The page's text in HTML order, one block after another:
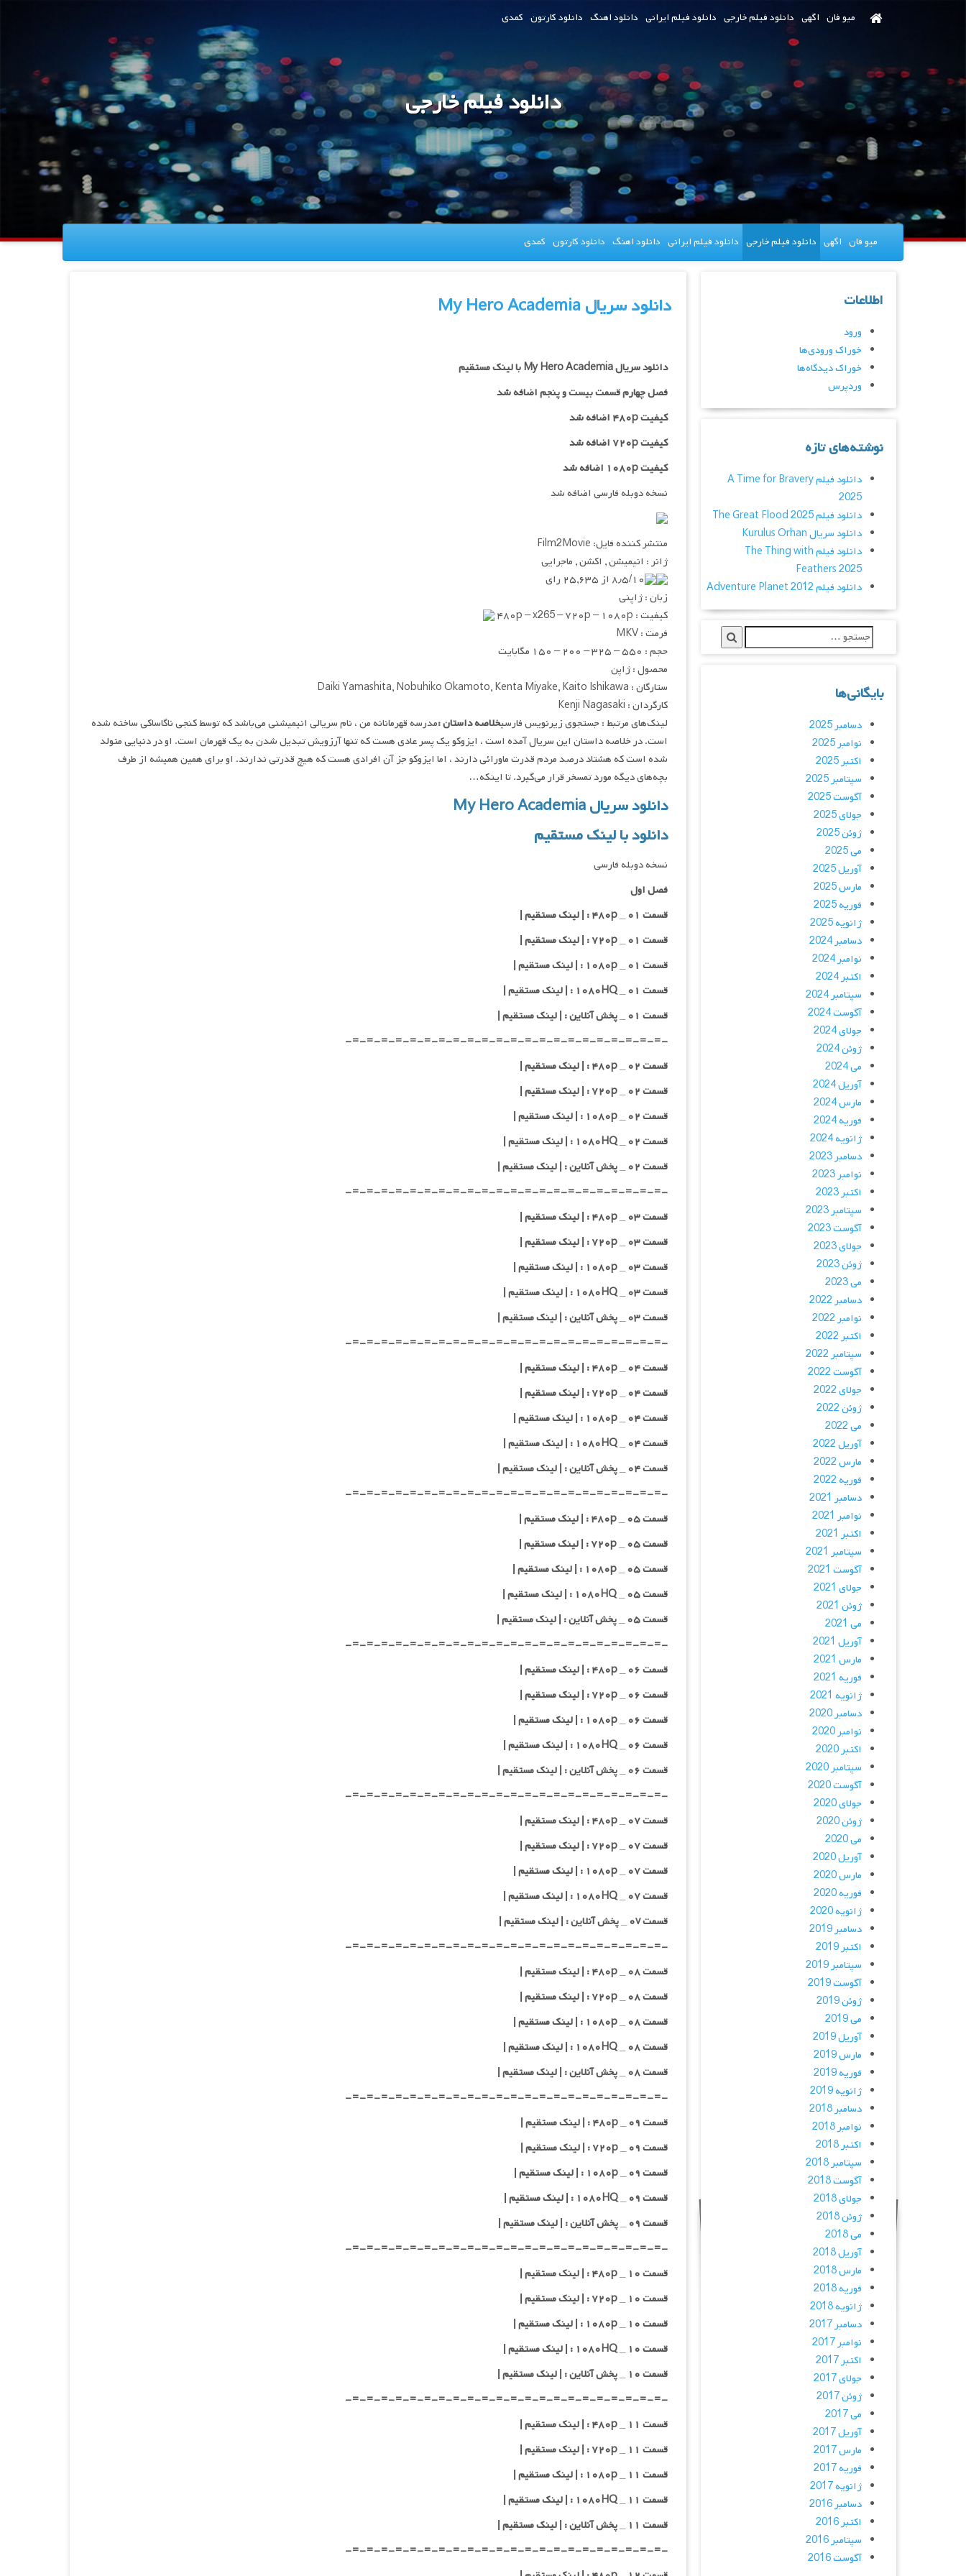
میو فان اگهی دانلود فیلم خارجی دانلود فیلم ایرانی دانلود اهنگ دانلود کارتون کمدی
دانلود فیلم خارجی
میو فان اگهی دانلود فیلم خارجی دانلود فیلم ایرانی دانلود اهنگ دانلود کارتون کمدی
دانلود سریال My Hero Academia
دانلود سریال My Hero Academia با لینک مستقیم
فصل چهارم قسمت بیست و پنجم اضافه شد
کیفیت ۴۸۰p اضافه شد
کیفیت ۷۲۰p
اضافه شد
کیفیت ۱۰۸۰p اضافه شد
نسخه دوبله فارسی اضافه شد
منتشر کننده فایل: Film2Movie
ژانر : انیمیشن , اکشن , ماجرایی
۸٫۵/۱۰ از ۲۵,۶۳۵ رای
زبان : ژاپنی
کیفیت : ۴۸۰p – x265 – ۷۲۰p – ۱۰۸۰p
فرمت : MKV
حجم : ۵۵۰ – ۳۲۵ – ۲۰۰ – ۱۵۰ مگابایت
محصول : ژاپن
ستارگان : Daiki Yamashita, Nobuhiko Okamoto, Kenta Miyake, Kaito Ishikawa
کارگردان : Kenji Nagasaki
لینک‌های مرتبط : جستجوی زیرنویس فارسیخلاصه داستان :مدرسه قهرمانانه من ، نام سریالی انیمیشنی می‌باشد که توسط کنجی ناگاساکی ساخته شده
است. در خلاصه داستان این سریال آمده است ، ایزوکو یک پسر عادی هست که تنها آرزویش تبدیل شدن به یک قهرمان است. او در دنیایی متولد
شده است که هشتاد درصد مردم قدرت ماورائی دارند ، اما ایزوکو جز آن افرادی هست که هیچ قدرتی ندارند. او برای همین همیشه از طرف
بچه‌های دیگه مورد تمسخر قرار می‌گیرد. تا اینکه…
دانلود سریال My Hero Academia
دانلود با لینک مستقیم
نسخه دوبله فارسی
فصل اول
قسمت ۰۱ _ ۴۸۰p : | لینک مستقیم |
قسمت ۰۱ _ ۷۲۰p : | لینک مستقیم |
قسمت ۰۱ _ ۱۰۸۰p : | لینک مستقیم |
قسمت ۰۱ _ ۱۰۸۰HQ : | لینک مستقیم |
قسمت ۰۱ _ پخش آنلاین : | لینک مستقیم |
-=-=-=-=-=-=-=-=-=-=-=-=-=-=-=-=-=-=-=-=-=-=-
قسمت ۰۲ _ ۴۸۰p : | لینک مستقیم |
قسمت ۰۲ _ ۷۲۰p : | لینک مستقیم |
قسمت ۰۲ _ ۱۰۸۰p : | لینک مستقیم |
قسمت ۰۲ _ ۱۰۸۰HQ : | لینک مستقیم |
قسمت ۰۲ _ پخش آنلاین : | لینک مستقیم |
-=-=-=-=-=-=-=-=-=-=-=-=-=-=-=-=-=-=-=-=-=-=-
قسمت ۰۳ _ ۴۸۰p : | لینک مستقیم |
قسمت ۰۳ _ ۷۲۰p : | لینک مستقیم |
قسمت ۰۳ _ ۱۰۸۰p : | لینک مستقیم |
قسمت ۰۳ _ ۱۰۸۰HQ : | لینک مستقیم |
قسمت ۰۳ _ پخش آنلاین : | لینک مستقیم |
-=-=-=-=-=-=-=-=-=-=-=-=-=-=-=-=-=-=-=-=-=-=-
قسمت ۰۴ _ ۴۸۰p : | لینک مستقیم |
قسمت ۰۴ _ ۷۲۰p : | لینک مستقیم |
قسمت ۰۴ _ ۱۰۸۰p : | لینک مستقیم |
قسمت ۰۴ _ ۱۰۸۰HQ : | لینک مستقیم |
قسمت ۰۴ _ پخش آنلاین : | لینک مستقیم |
-=-=-=-=-=-=-=-=-=-=-=-=-=-=-=-=-=-=-=-=-=-=-
قسمت ۰۵ _ ۴۸۰p : | لینک مستقیم |
قسمت ۰۵ _ ۷۲۰p : | لینک مستقیم |
قسمت ۰۵ _ ۱۰۸۰p : | لینک مستقیم |
قسمت ۰۵ _ ۱۰۸۰HQ : | لینک مستقیم |
قسمت ۰۵ _ پخش آنلاین : | لینک مستقیم |
-=-=-=-=-=-=-=-=-=-=-=-=-=-=-=-=-=-=-=-=-=-=-
قسمت ۰۶ _ ۴۸۰p : | لینک مستقیم |
قسمت ۰۶ _ ۷۲۰p : | لینک مستقیم |
قسمت ۰۶ _ ۱۰۸۰p : | لینک مستقیم |
قسمت ۰۶ _ ۱۰۸۰HQ : | لینک مستقیم |
قسمت ۰۶ _ پخش آنلاین : | لینک مستقیم |
-=-=-=-=-=-=-=-=-=-=-=-=-=-=-=-=-=-=-=-=-=-=-
قسمت ۰۷ _ ۴۸۰p : | لینک مستقیم |
قسمت ۰۷ _ ۷۲۰p : | لینک مستقیم |
قسمت ۰۷ _ ۱۰۸۰p : | لینک مستقیم |
قسمت ۰۷ _ ۱۰۸۰HQ : | لینک مستقیم |
قسمت ۰v _ پخش آنلاین : | لینک مستقیم |
-=-=-=-=-=-=-=-=-=-=-=-=-=-=-=-=-=-=-=-=-=-=-
قسمت ۰۸ _ ۴۸۰p : | لینک مستقیم |
قسمت ۰۸ _ ۷۲۰p : | لینک مستقیم |
قسمت ۰۸ _ ۱۰۸۰p : | لینک مستقیم |
قسمت ۰۸ _ ۱۰۸۰HQ : | لینک مستقیم |
قسمت ۰۸ _ پخش آنلاین : | لینک مستقیم |
-=-=-=-=-=-=-=-=-=-=-=-=-=-=-=-=-=-=-=-=-=-=-
قسمت ۰۹ _ ۴۸۰p : | لینک مستقیم |
قسمت ۰۹ _ ۷۲۰p : | لینک مستقیم |
قسمت ۰۹ _ ۱۰۸۰p : | لینک مستقیم |
قسمت ۰۹ _ ۱۰۸۰HQ : | لینک مستقیم |
قسمت ۰۹ _ پخش آنلاین : | لینک مستقیم |
-=-=-=-=-=-=-=-=-=-=-=-=-=-=-=-=-=-=-=-=-=-=-
قسمت ۱۰ _ ۴۸۰p : | لینک مستقیم |
قسمت ۱۰ _ ۷۲۰p : | لینک مستقیم |
قسمت ۱۰ _ ۱۰۸۰p : | لینک مستقیم |
قسمت ۱۰ _ ۱۰۸۰HQ : | لینک مستقیم |
قسمت ۱۰ _ پخش آنلاین : | لینک مستقیم |
-=-=-=-=-=-=-=-=-=-=-=-=-=-=-=-=-=-=-=-=-=-=-
قسمت ۱۱ _ ۴۸۰p : | لینک مستقیم |
قسمت ۱۱ _ ۷۲۰p : | لینک مستقیم |
قسمت ۱۱ _ ۱۰۸۰p : | لینک مستقیم |
قسمت ۱۱ _ ۱۰۸۰HQ : | لینک مستقیم |
قسمت ۱۱ _ پخش آنلاین : | لینک مستقیم |
-=-=-=-=-=-=-=-=-=-=-=-=-=-=-=-=-=-=-=-=-=-=-
اطلاعات
ورود
خوراک ورودی‌ها
خوراک دیدگاه‌ها
وردپرس
نوشته‌های تازه
دانلود فیلم A Time for Bravery
2025
دانلود فیلم The Great Flood 2025
دانلود سریال Kurulus Orhan
دانلود فیلم The Thing with
Feathers 2025
دانلود فیلم Adventure Planet 2012
بایگانی‌ها
دسامبر 2025
نوامبر 2025
اکتبر 2025
سپتامبر 2025
آگوست 2025
جولای 2025
ژوئن 2025
می 2025
آوریل 2025
مارس 2025
فوریه 2025
ژانویه 2025
دسامبر 2024
نوامبر 2024
اکتبر 2024
سپتامبر 2024
آگوست 2024
جولای 2024
ژوئن 2024
می 2024
آوریل 2024
مارس 2024
فوریه 2024
ژانویه 2024
دسامبر 2023
نوامبر 2023
اکتبر 2023
سپتامبر 2023
آگوست 2023
جولای 2023
ژوئن 2023
می 2023
دسامبر 2022
نوامبر 2022
اکتبر 2022
سپتامبر 2022
آگوست 2022
جولای 2022
ژوئن 2022
می 2022
آوریل 2022
مارس 2022
فوریه 2022
دسامبر 2021
نوامبر 2021
اکتبر 2021
سپتامبر 2021
آگوست 2021
جولای 2021
ژوئن 2021
می 2021
آوریل 2021
مارس 2021
فوریه 2021
ژانویه 2021
دسامبر 2020
نوامبر 2020
اکتبر 2020
سپتامبر 2020
آگوست 2020
جولای 2020
ژوئن 2020
می 2020
آوریل 2020
مارس 2020
فوریه 2020
ژانویه 2020
دسامبر 2019
اکتبر 2019
سپتامبر 2019
آگوست 2019
ژوئن 2019
می 2019
آوریل 2019
مارس 2019
فوریه 2019
ژانویه 2019
دسامبر 2018
نوامبر 2018
اکتبر 2018
سپتامبر 2018
آگوست 2018
جولای 2018
ژوئن 2018
می 2018
آوریل 2018
مارس 2018
فوریه 2018
ژانویه 2018
دسامبر 2017
نوامبر 2017
اکتبر 2017
جولای 2017
ژوئن 2017
می 2017
آوریل 2017
مارس 2017
فوریه 2017
ژانویه 2017
دسامبر 2016
اکتبر 2016
سپتامبر 2016
آگوست 2016